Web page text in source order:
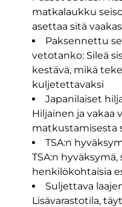
matkalaukku
asettaa sitä
Paksennettu
vetotanko: Sileä
kestävä, mikä
kuljetettavaksi
Japanilaiset
Hiljainen ja vakaa
matkustamisesta
TSA:n
TSA:n
henkilökohtaisia
Suljettava
Lisävarastotila,